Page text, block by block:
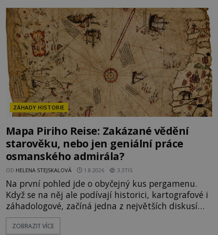
dost. Čas pracuje pro obléhatele. Ve městě ubývají
zásoby a každý den znamená další porci strádá
ZÁHADY HISTORIE
Mapa Piriho Reise: Zakázané vědění
starověku, nebo jen geniální práce
osmanského admirála?
OD HELENA STEJSKALOVÁ 1.8.2026 3.3TIS
Na první pohled jde o obyčejný kus pergamenu.
Když se na něj ale podívají historici, kartografové i
záhadologové, začíná jedna z největších diskusí
moderní historie. Osmanský admirál Piri Reis roku
1513 kreslí mapu světa, která překvapuje
ZOBRAZIT VÍCE